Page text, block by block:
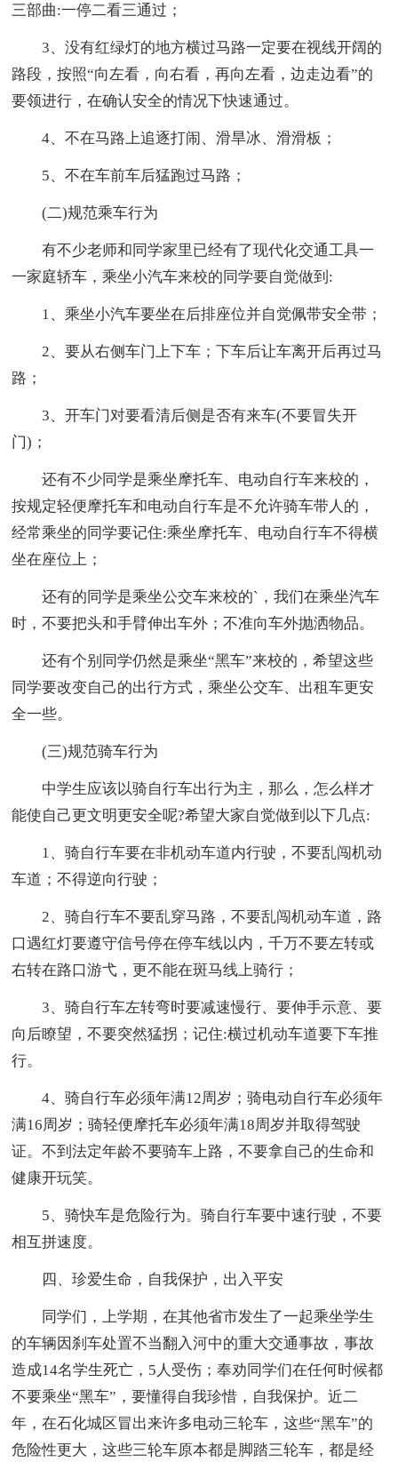
三部曲:一停二看三通过；
3、没有红绿灯的地方横过马路一定要在视线开阔的
路段，按照“向左看，向右看，再向左看，边走边看”的
要领进行，在确认安全的情况下快速通过。
4、不在马路上追逐打闹、滑旱冰、滑滑板；
5、不在车前车后猛跑过马路；
(二)规范乘车行为
有不少老师和同学家里已经有了现代化交通工具一
一家庭轿车，乘坐小汽车来校的同学要自觉做到:
1、乘坐小汽车要坐在后排座位并自觉佩带安全带；
2、要从右侧车门上下车；下车后让车离开后再过马
路；
3、开车门对要看清后侧是否有来车(不要冒失开
门)；
还有不少同学是乘坐摩托车、电动自行车来校的，
按规定轻便摩托车和电动自行车是不允许骑车带人的，
经常乘坐的同学要记住:乘坐摩托车、电动自行车不得横
坐在座位上；
还有的同学是乘坐公交车来校的`，我们在乘坐汽车
时，不要把头和手臂伸出车外；不准向车外抛洒物品。
还有个别同学仍然是乘坐“黑车”来校的，希望这些
同学要改变自己的出行方式，乘坐公交车、出租车更安
全一些。
(三)规范骑车行为
中学生应该以骑自行车出行为主，那么，怎么样才
能使自己更文明更安全呢?希望大家自觉做到以下几点:
1、骑自行车要在非机动车道内行驶，不要乱闯机动
车道；不得逆向行驶；
2、骑自行车不要乱穿马路，不要乱闯机动车道，路
口遇红灯要遵守信号停在停车线以内，千万不要左转或
右转在路口游弋，更不能在斑马线上骑行；
3、骑自行车左转弯时要减速慢行、要伸手示意、要
向后瞭望，不要突然猛拐；记住:横过机动车道要下车推
行。
4、骑自行车必须年满12周岁；骑电动自行车必须年
满16周岁；骑轻便摩托车必须年满18周岁并取得驾驶
证。不到法定年龄不要骑车上路，不要拿自己的生命和
健康开玩笑。
5、骑快车是危险行为。骑自行车要中速行驶，不要
相互拼速度。
四、珍爱生命，自我保护，出入平安
同学们，上学期，在其他省市发生了一起乘坐学生
的车辆因刹车处置不当翻入河中的重大交通事故，事故
造成14名学生死亡，5人受伤；奉劝同学们在任何时候都
不要乘坐“黑车”，要懂得自我珍惜，自我保护。近二
年，在石化城区冒出来许多电动三轮车，这些“黑车”的
危险性更大，这些三轮车原本都是脚踏三轮车，都是经